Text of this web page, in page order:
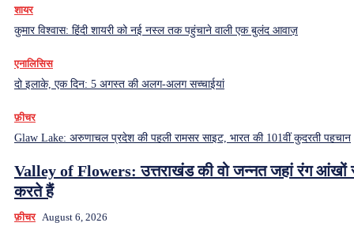
शायर
कुमार विश्वास: हिंदी शायरी को नई नस्ल तक पहुंचाने वाली एक बुलंद आवाज़
एनालिसिस
दो इलाके, एक दिन: 5 अगस्त की अलग-अलग सच्चाईयां
फ़ीचर
Glaw Lake: अरुणाचल प्रदेश की पहली रामसर साइट, भारत की 101वीं कुदरती पहचान
Valley of Flowers: उत्तराखंड की वो जन्नत जहां रंग आंखों
करते हैं
फ़ीचर August 6, 2026